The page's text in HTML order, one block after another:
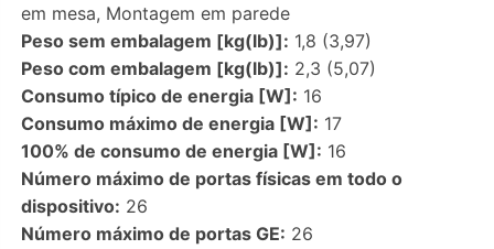
em mesa, Montagem em parede
Peso sem embalagem [kg(lb)]: 1,8 (3,97)
Peso com embalagem [kg(lb)]: 2,3 (5,07)
Consumo típico de energia [W]: 16
Consumo máximo de energia [W]: 17
100% de consumo de energia [W]: 16
Número máximo de portas físicas em todo o
dispositivo: 26
Número máximo de portas GE: 26